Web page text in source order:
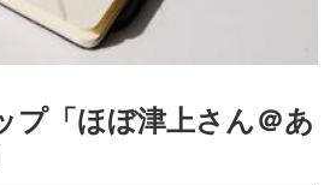
プ「ほぼ津上さん＠あ